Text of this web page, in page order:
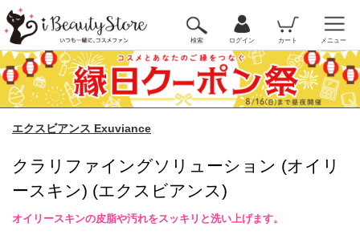
検索 ログイン カート メニュー
エクスビアンス Exuviance
クラリファイングソリューション (オイリ
ースキン) (エクスビアンス)
オイリースキンの皮脂や汚れをスッキリと洗い上げます。